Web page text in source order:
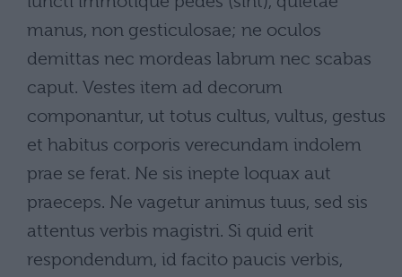
manus, non gesticulosae; ne oculos
demittas nec mordeas labrum nec scabas
caput. Vestes item ad decorum
componantur, ut totus cultus, vultus, gestus
et habitus corporis verecundam indolem
prae se ferat. Ne sis inepte loquax aut
praeceps. Ne vagetur animus tuus, sed sis
attentus verbis magistri. Si quid erit
respondendum, id facito paucis verbis,